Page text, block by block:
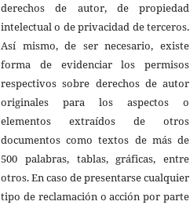
derechos de autor, de propiedad
intelectual o de privacidad de terceros.
Así mismo, de ser necesario, existe
forma de evidenciar los permisos
respectivos sobre derechos de autor
originales para los aspectos o
elementos extraídos de otros
documentos como textos de más de
500 palabras, tablas, gráficas, entre
otros. En caso de presentarse cualquier
tipo de reclamación o acción por parte